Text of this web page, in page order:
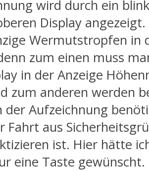
wird durch ein
Display
Wermutstropfen in
zum einen muss
in der Anzeige
zum anderen werden
der Aufzeichnung
Fahrt aus
ist. Hier hätte
eine Taste gewünscht.